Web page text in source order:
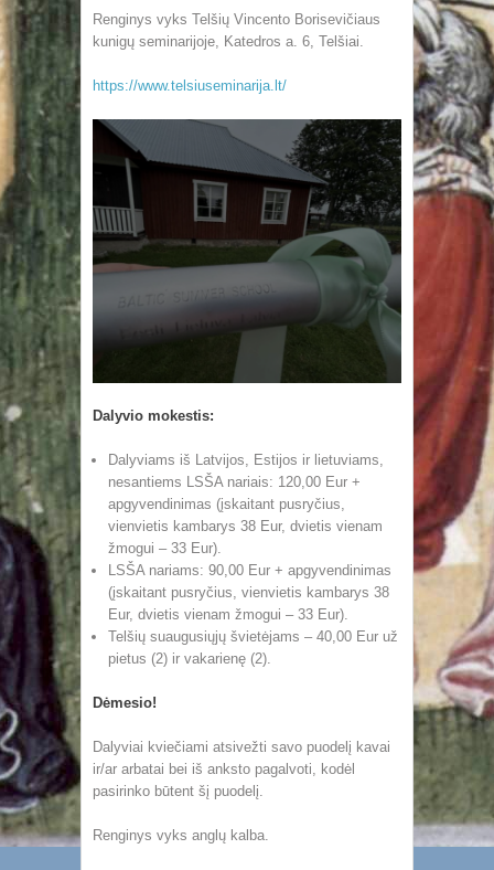
Renginys vyks Telšių Vincento Borisevičiaus
kunigų seminarijoje, Katedros a. 6, Telšiai.
https://www.telsiuseminarija.lt/
Dalyvio mokestis:
Dalyviams iš Latvijos, Estijos ir lietuviams,
nesantiems LSŠA nariais: 120,00 Eur +
apgyvendinimas (įskaitant pusryčius,
vienvietis kambarys 38 Eur, dvietis vienam
žmogui – 33 Eur).
LSŠA nariams: 90,00 Eur + apgyvendinimas
(įskaitant pusryčius, vienvietis kambarys 38
Eur, dvietis vienam žmogui – 33 Eur).
Telšių suaugusiųjų švietėjams – 40,00 Eur už
pietus (2) ir vakarienę (2).
Dėmesio!
Dalyviai kviečiami atsivežti savo puodelį kavai
ir/ar arbatai bei iš anksto pagalvoti, kodėl
pasirinko būtent šį puodelį.
Renginys vyks anglų kalba.